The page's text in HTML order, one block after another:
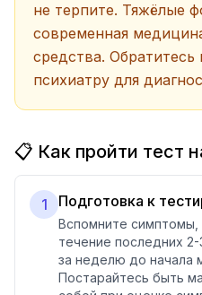
не терпите. Тяжёлые
современная
средства. Обратитесь
психиатру для
📋 Как пройти тест
1 Подготовка к
Вспомните
течение последних
за неделю до начала
Постарайтесь быть